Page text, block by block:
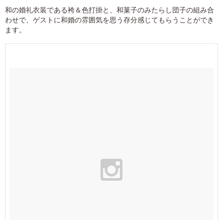
和の婚礼衣装である袴＆色打掛と、和菓子のみたらし団子の組み合
わせで、ゲストに和婚の雰囲気を思う存分感じてもらうことができ
ます。